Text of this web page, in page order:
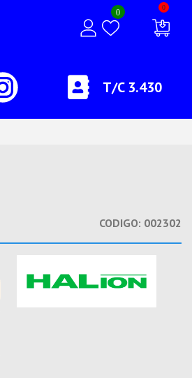
0
0
T/C 3.430
CODIGO: 002302